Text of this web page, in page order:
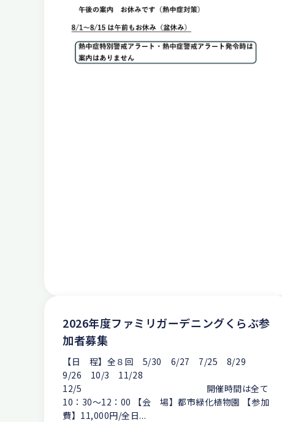
2026年度ファミリガーデニングくらぶ参
加者募集
【日 程】全８回 5/30 6/27 7/25 8/29
9/26 10/3 11/28
12/5 開催時間は全て
10：30～12：00 【会 場】都市緑化植物園 【参加
費】11,000円/全日...